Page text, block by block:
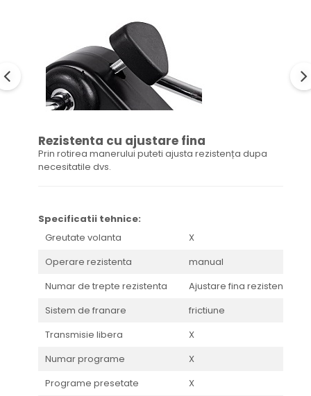
Rezistenta cu ajustare fina
Prin rotirea manerului puteti ajusta rezistența dupa
necesitatile dvs.
Specificatii tehnice:
Greutate volanta
X
Operare rezistenta
manual
Numar de trepte rezistenta
Ajustare fina rezistenta
Sistem de franare
frictiune
Transmisie libera
X
Numar programe
X
Programe presetate
X